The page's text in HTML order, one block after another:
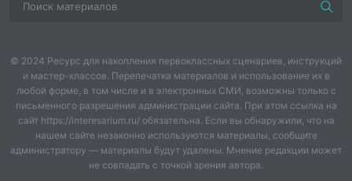
- совершенствовать умение решать и
составлять простые задачи;
- совершенствовать навыки счёта.
© 2024 Ресурс для накопления первоклассных сценариев, инструкций
и мастер-классов. Перепечатка материалов и использование их в
любой форме, в том числе и в электронных СМИ, возможны только с
письменного разрешения администрации сайта. При этом ссылка на
сайт https://interesarium.ru/ обязательна. Если вы обнаружили, что на
нашем сайте незаконно используются материалы, сообщите
администратору — материалы будут удалены. Мнение редакции может
не совпадать с точкой зрения автора.